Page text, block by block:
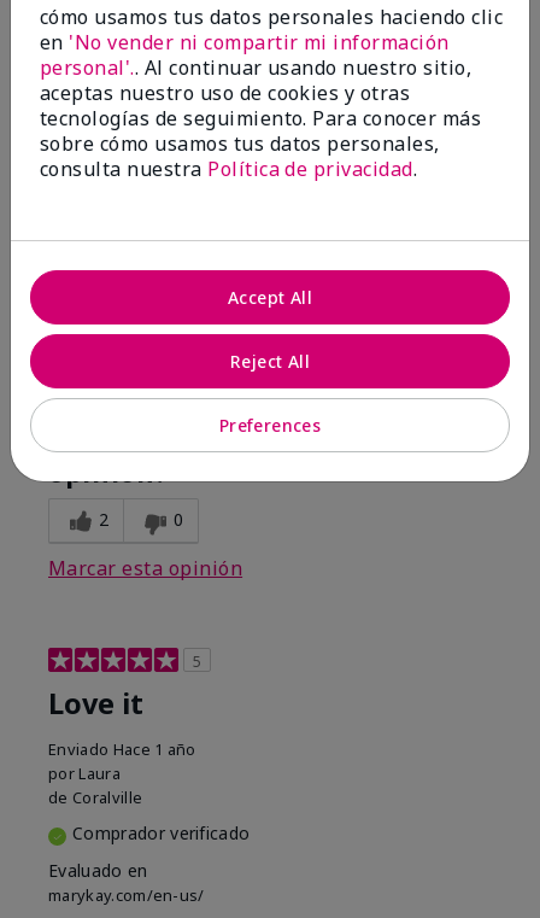
Mask Applicator
Enviado Hace 10 meses
por
Mary
de Detroit Michigan
Comprador verificado
Comentarios sobre Mary Kay® Mask Applicator
I like the mask applicator it helps smooth the mask
ConclusiónSí, recomendaría a un amigo
¿Le ha resultado útil esta
opinión?
2 0
Marcar esta opinión
5
Love it
Enviado Hace 1 año
por Laura
de Coralville
Comprador verificado
Evaluado en
marykay.com/en-us/
cómo usamos tus datos personales haciendo clic
en 'No vender ni compartir mi información
personal'.. Al continuar usando nuestro sitio,
aceptas nuestro uso de cookies y otras
tecnologías de seguimiento. Para conocer más
sobre cómo usamos tus datos personales,
consulta nuestra Política de privacidad.
Preferences
Reject All
Accept All